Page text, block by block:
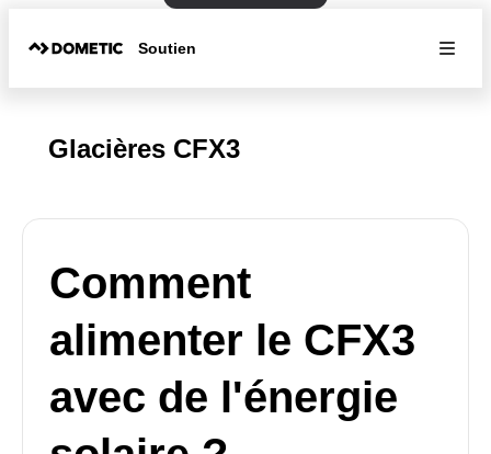
Soutien
Glacières CFX3
Comment
alimenter le CFX3
avec de l'énergie